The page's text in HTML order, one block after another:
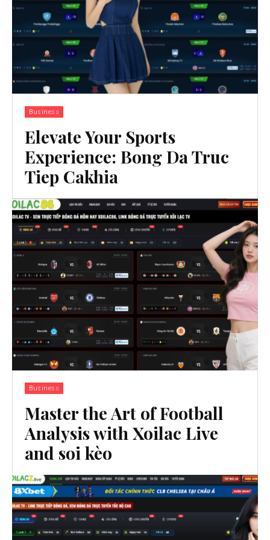
Business
Elevate Your Sports
Experience: Bong Da Truc
Tiep Cakhia
Business
Master the Art of Football
Analysis with Xoilac Live
and soi kèo